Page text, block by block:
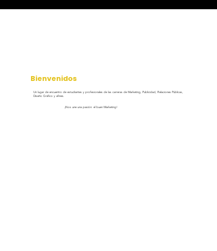
Bienvenidos
Un lugar de encuentro de estudiantes y profesionales de las carreras de Marketing, Publicidad, Relaciones Públicas,
Diseño Gráfico y afines.
¡Nos une una pasión: el buen Marketing!